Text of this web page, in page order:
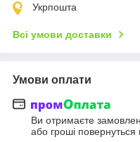
Укрпошта
Всі умови доставки
Умови оплати
Ви отримаєте
або гроші повернуться